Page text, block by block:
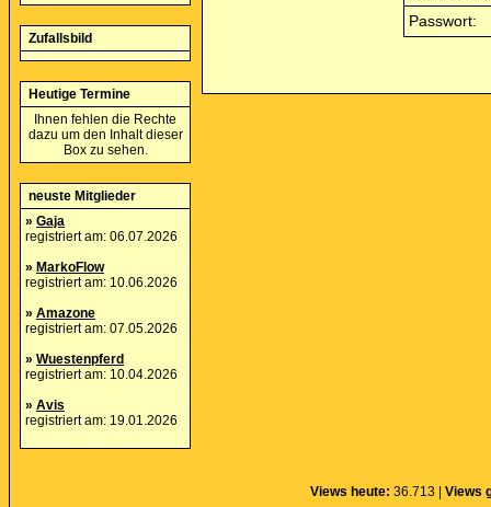
Zufallsbild
Heutige Termine
Ihnen fehlen die Rechte
dazu um den Inhalt dieser
Box zu sehen.
neuste Mitglieder
» Gaja
registriert am: 06.07.2026
» MarkoFlow
registriert am: 10.06.2026
» Amazone
registriert am: 07.05.2026
» Wuestenpferd
registriert am: 10.04.2026
» Avis
registriert am: 19.01.2026
Passwort:
Views heute: 36.713 | Views